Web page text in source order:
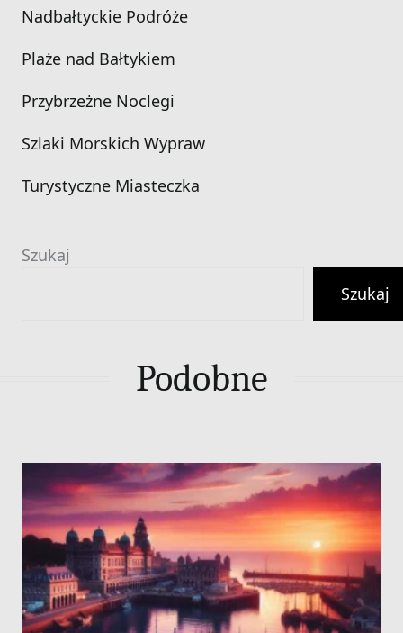
Nadbałtyckie Podróże
Plaże nad Bałtykiem
Przybrzeżne Noclegi
Szlaki Morskich Wypraw
Turystyczne Miasteczka
Szukaj
Szukaj
Podobne